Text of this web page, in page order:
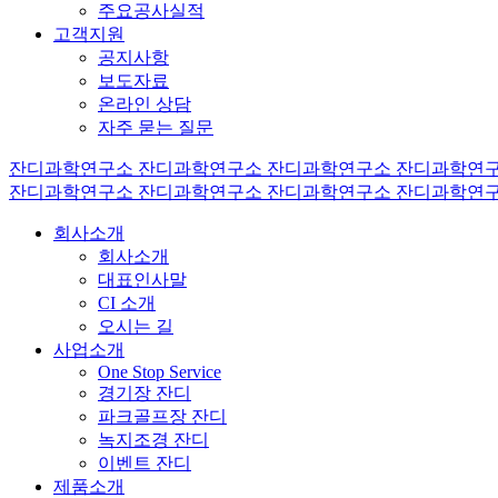
주요공사실적
고객지원
공지사항
보도자료
온라인 상담
자주 묻는 질문
잔디과학연구소 잔디과학연구소 잔디과학연구소 잔디과학연
잔디과학연구소 잔디과학연구소 잔디과학연구소 잔디과학연
회사소개
회사소개
대표인사말
CI 소개
오시는 길
사업소개
One Stop Service
경기장 잔디
파크골프장 잔디
녹지조경 잔디
이벤트 잔디
제품소개